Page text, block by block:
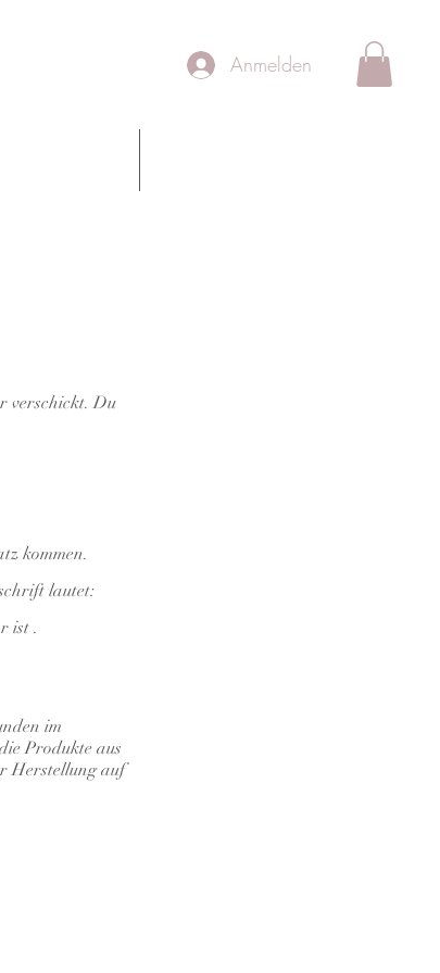
Anmelden
verschickt. Du
kommen.
lautet:
ist .
im
Produkte aus
Herstellung auf